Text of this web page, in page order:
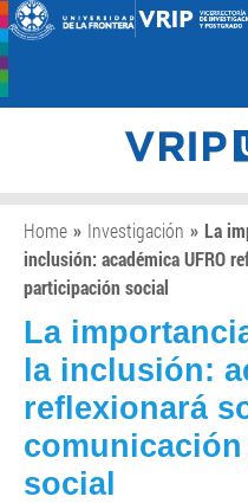
Home » Investigación » La
inclusión: académica UFRO
participación social
La
la inclusión:
reflexionará
social